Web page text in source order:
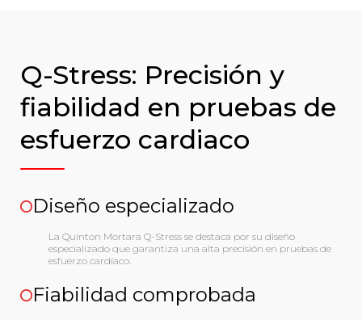
Q-Stress: Precisión y
fiabilidad en pruebas de
esfuerzo cardiaco
Diseño especializado
La Quinton Mortara Q-Stress se destaca por su diseño
especializado que garantiza una alta precisión en pruebas de
esfuerzo cardíaco.
Fiabilidad comprobada